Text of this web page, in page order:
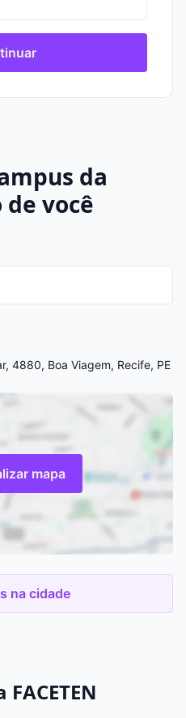
da
de você
4880, Boa Viagem, Recife, PE
mapa
na cidade